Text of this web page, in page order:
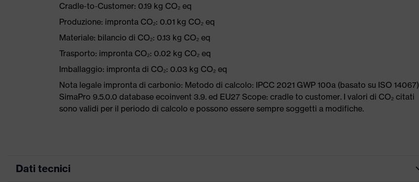
Cradle-to-Customer: 0.19 kg CO₂ eq
Produzione: impronta CO₂: 0.01 kg CO₂ eq
Materiale: bilancio di CO₂: 0.13 kg CO₂ eq
Trasporto: impronta CO₂: 0.02 kg CO₂ eq
Imballaggio: impronta di CO₂: 0.03 kg CO₂ eq
Nota legale impronta di carbonio: Metodo di calcolo: IPCC 2021 GWP 100a (basato su ISO 14067)
SimaPro 9.5.0.0 database ecoinvent 3.9. ed EU27 Scope: cradle to customer. I valori di CO₂ citati
sono validi per il periodo di calcolo e possono essere sempre soggetti a modifiche.
Dati tecnici